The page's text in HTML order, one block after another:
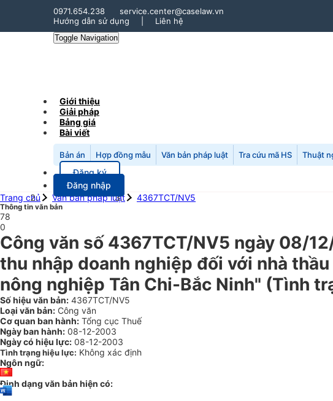
0971.654.238
service.center@caselaw.vn
Hướng dẫn sử dụng
Liên hệ
Toggle Navigation
Giới thiệu
Giải pháp
Bảng giá
Bài viết
Bản án Hợp đồng mẫu Văn bản pháp luật Tra cứu mã HS Thuật
Đăng ký
Đăng nhập
Trang chủ
Văn bản pháp luật 4367TCT/NV5
Thông tin văn bản
78
0
Công văn số 4367TCT/NV5 ngày 08/
thu nhập doanh nghiệp đối với nhà
nông nghiệp Tân Chi-Bắc Ninh" (Tình
Số hiệu văn bản: 4367TCT/NV5
Loại văn bản: Công văn
Cơ quan ban hành: Tổng cục Thuế
Ngày ban hành: 08-12-2003
Ngày có hiệu lực: 08-12-2003
Tình trạng hiệu lực: Không xác định
Ngôn ngữ:
Định dạng văn bản hiện có: